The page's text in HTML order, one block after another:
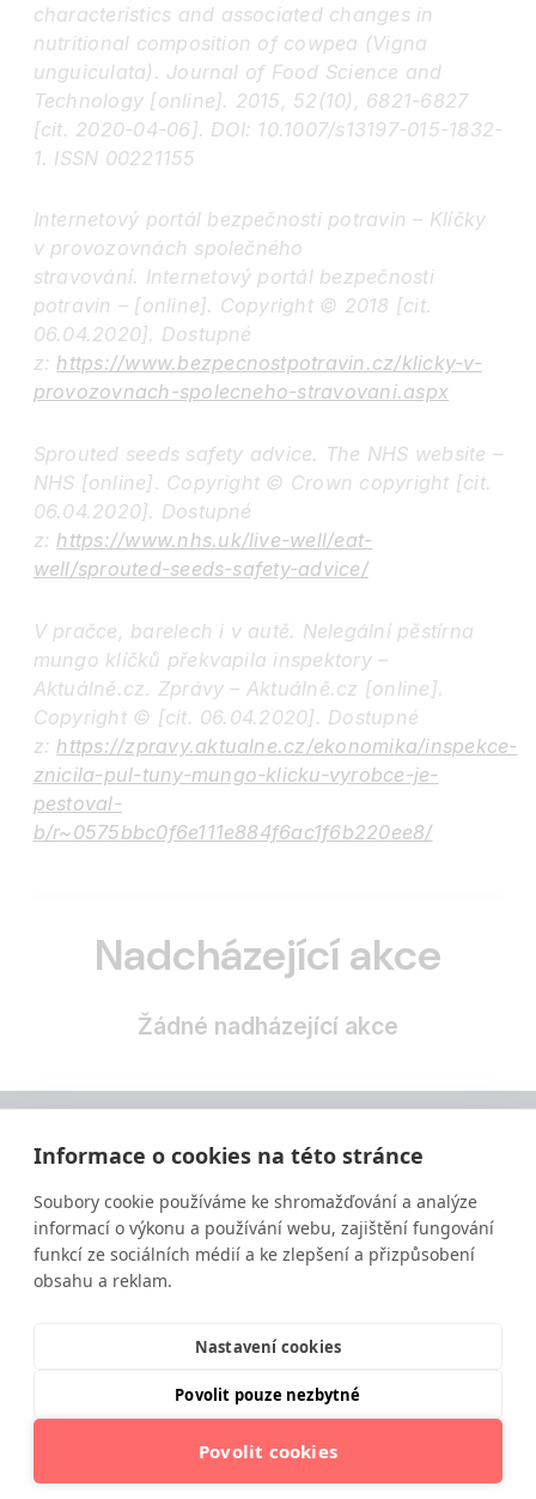
Informace o cookies na této stránce
Soubory cookie používáme ke shromažďování a analýze
informací o výkonu a používání webu, zajištění fungování
funkcí ze sociálních médií a ke zlepšení a přizpůsobení
obsahu a reklam.
Nastavení cookies
Povolit pouze nezbytné
Povolit cookies
characteristics and associated changes in
nutritional composition of cowpea (Vigna
unguiculata). Journal of Food Science and
Technology [online]. 2015, 52(10), 6821-6827
[cit. 2020-04-06]. DOI: 10.1007/s13197-015-1832-
1. ISSN 00221155
Internetový portál bezpečnosti potravin – Klíčky
v provozovnách společného
stravování. Internetový portál bezpečnosti
potravin – [online]. Copyright © 2018 [cit.
06.04.2020]. Dostupné
z: https://www.bezpecnostpotravin.cz/klicky-v-
provozovnach-spolecneho-stravovani.aspx
Sprouted seeds safety advice. The NHS website –
NHS [online]. Copyright © Crown copyright [cit.
06.04.2020]. Dostupné
z: https://www.nhs.uk/live-well/eat-
well/sprouted-seeds-safety-advice/
V pračce, barelech i v autě. Nelegální pěstírna
mungo klíčků překvapila inspektory –
Aktuálně.cz. Zprávy – Aktuálně.cz [online].
Copyright © [cit. 06.04.2020]. Dostupné
z: https://zpravy.aktualne.cz/ekonomika/inspekce-
znicila-pul-tuny-mungo-klicku-vyrobce-je-
pestoval-
b/r~0575bbc0f6e111e884f6ac1f6b220ee8/
Nadcházející akce
Žádné nadházející akce
Vzdělávání ve výživě a zdravém životním stylu
© 2025 Institut moderní výživy